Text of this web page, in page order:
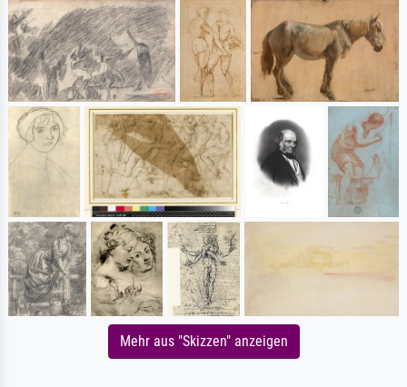
Mehr aus "Skizzen" anzeigen